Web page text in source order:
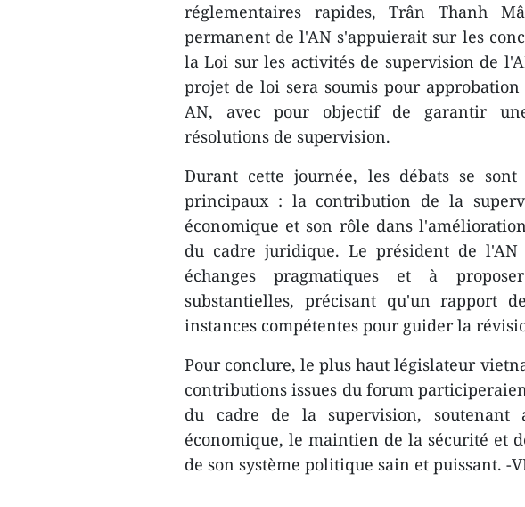
réglementaires rapides, Trân Thanh
permanent de l'AN s'appuierait sur les
la Loi sur les activités de supervision de
projet de loi sera soumis pour
AN, avec pour objectif de garantir
résolutions de supervision.
Durant cette journée, les débats se
principaux : la contribution de la
économique et son rôle dans
du cadre juridique. Le président de
échanges pragmatiques et à
substantielles, précisant qu'un rapport
instances compétentes pour guider la
Pour conclure, le plus haut législateur
contributions issues du forum
du cadre de la supervision, soutenant
économique, le maintien de la sécurité et
de son système politique sain et puissant. -